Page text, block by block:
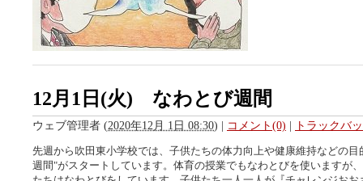
12月1日(火) なわとび週間
ウェブ管理者 (2020年12月 1日 08:30) | コメント(0) | トラックバ
先週から吹田東小学校では、子供たちの体力向上や健康維持などの
週間"がスタートしています。体育の授業でもなわとびを使いますが